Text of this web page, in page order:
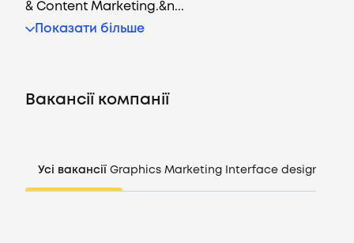
Вакансії
CV генератор
& Content Marketing.&n...
Показати більше
Вакансії компанії
Усі вакансії Graphics Marketing Interface design